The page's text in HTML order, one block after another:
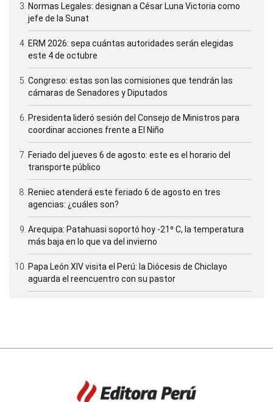
Normas Legales: designan a César Luna Victoria como
jefe de la Sunat
ERM 2026: sepa cuántas autoridades serán elegidas
este 4 de octubre
Congreso: estas son las comisiones que tendrán las
cámaras de Senadores y Diputados
Presidenta lideró sesión del Consejo de Ministros para
coordinar acciones frente a El Niño
Feriado del jueves 6 de agosto: este es el horario del
transporte público
Reniec atenderá este feriado 6 de agosto en tres
agencias: ¿cuáles son?
Arequipa: Patahuasi soportó hoy -21⁰ C, la temperatura
más baja en lo que va del invierno
Papa León XIV visita el Perú: la Diócesis de Chiclayo
aguarda el reencuentro con su pastor